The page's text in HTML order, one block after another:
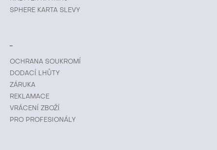
SPHERE KARTA SLEVY
OCHRANA SOUKROMÍ
DODACÍ LHŮTY
ZÁRUKA
REKLAMACE
VRÁCENÍ ZBOŽÍ
PRO PROFESIONÁLY